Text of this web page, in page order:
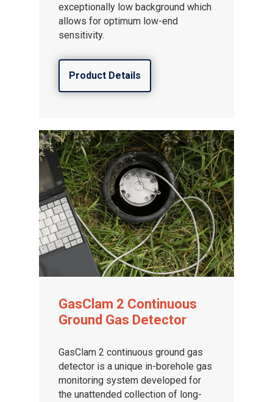
exceptionally low background which
allows for optimum low-end
sensitivity.
Product Details
GasClam 2 Continuous
Ground Gas Detector
GasClam 2 continuous ground gas
detector is a unique in-borehole gas
monitoring system developed for
the unattended collection of long-